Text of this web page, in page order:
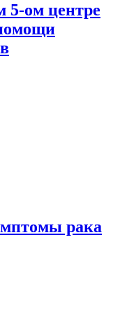
5-ом центре
рака